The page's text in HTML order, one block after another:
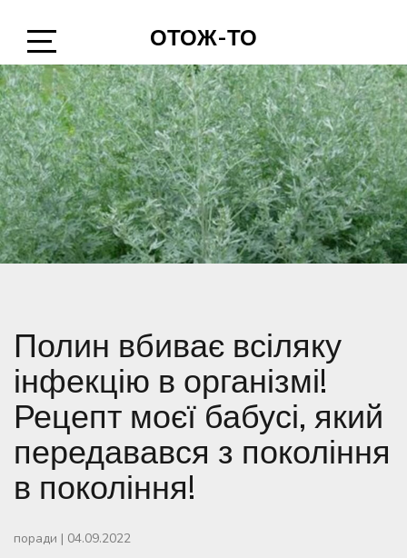
content
Open
Sidebar
ОТОЖ-ТО
Полин вбиває всіляку
інфекцію в організмі!
Рецепт моєї бабусі, який
передавався з покоління
в покоління!
поради | 04.09.2022